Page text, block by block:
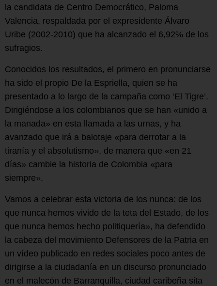
la candidata de Centro Democrático, Paloma
Valencia, respaldada por el expresidente Álvaro
Uribe (2002-2010) que ha alcanzado el 6,92% de los
sufragios.
Conocidos los resultados, el primero en pronunciarse
ha sido el propio De la Espriella, quien se ha
presentado a lo largo de la campaña como ‘El Tigre’.
Dirigiéndose a los colombianos que se han «unido a
la manada» en esta llamada a las urnas, y ha
avanzado que irá a balotaje «para derrotar a la
tiranía y el absolutismo», de manera que «en 21
días» cambie la historia de Colombia «para
siempre».
Vamos a celebrar esta victoria de los nunca: de los
que nunca hemos vivido de la teta del Estado, de los
que nunca hemos hecho politiquería», ha defendido
la cabeza del movimiento Defensores de la Patria en
un vídeo publicado en redes sociales poco antes de
dirigirse a la ciudadanía en un discurso pronunciado
en el malecón de Barranquilla, ciudad caribeña sita